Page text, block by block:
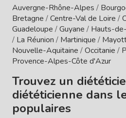
Auvergne-Rhône-Alpes /
Bretagne /Centre-Val de Loire /
Guadeloupe /Guyane / Hauts-
/ La Réunion / Martinique /
Nouvelle-Aquitaine /Occitanie /
Provence-Alpes-Côte d'Azur
Trouvez un
diététicienne dans
populaires